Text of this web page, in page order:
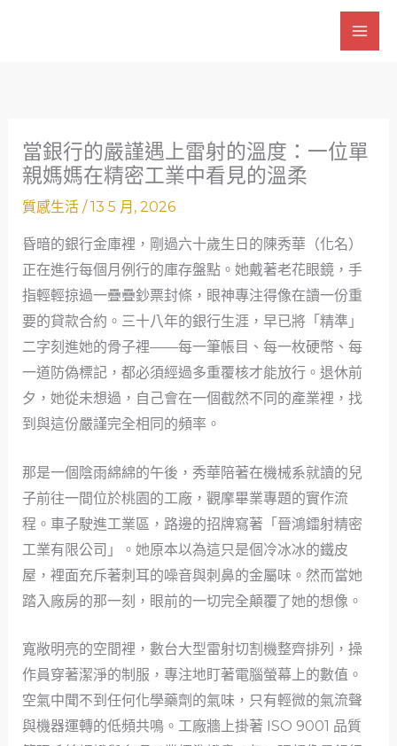
當銀行的嚴謹遇上雷射的溫度：一位單
親媽媽在精密工業中看見的溫柔
質感生活/13 5 月, 2026
昏暗的銀行金庫裡，剛過六十歲生日的陳秀華（化名）
正在進行每個月例行的庫存盤點。她戴著老花眼鏡，手
指輕輕掠過一疊疊鈔票封條，眼神專注得像在讀一份重
要的貸款合約。三十八年的銀行生涯，早已將「精準」
二字刻進她的骨子裡——每一筆帳目、每一枚硬幣、每
一道防偽標記，都必須經過多重覆核才能放行。退休前
夕，她從未想過，自己會在一個截然不同的產業裡，找
到與這份嚴謹完全相同的頻率。
那是一個陰雨綿綿的午後，秀華陪著在機械系就讀的兒
子前往一間位於桃園的工廠，觀摩畢業專題的實作流
程。車子駛進工業區，路邊的招牌寫著「晉鴻鐳射精密
工業有限公司」。她原本以為這只是個冷冰冰的鐵皮
屋，裡面充斥著刺耳的噪音與刺鼻的金屬味。然而當她
踏入廠房的那一刻，眼前的一切完全顛覆了她的想像。
寬敞明亮的空間裡，數台大型雷射切割機整齊排列，操
作員穿著潔淨的制服，專注地盯著電腦螢幕上的數值。
空氣中聞不到任何化學藥劑的氣味，只有輕微的氣流聲
與機器運轉的低頻共鳴。工廠牆上掛著 ISO 9001 品質